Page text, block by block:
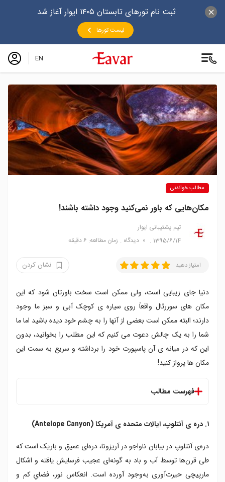
ثبت نام تورهای تابستان ۱۴۰۵ ایوار آغاز شد
لیست تورها
EN
مطالب خواندنی
مکان‌هایی که باور نمی‌کنید وجود داشته باشند!
تیم پشتیبانی ایوار
1395/6/14
0 دیدگاه زمان مطالعه: 6 دقیقه
امتیاز دهید نشان کردن
دنیا جای زیبایی است، ولی ممکن است سخت باورتان شود که این
مکان های سوررئال واقعاً روی سیاره ی کوچک آبی و سبز ما وجود
دارند؛ البته ممکن است بعضی از آنها را به چشم خود دیده باشید اما ما
شما را به یک چالش دعوت می کنیم که این مطلب را بخوانید، بدون
این که در میانه ی آن پاسپورت خود را برداشته و سریع به سمت این
مکان ها پرواز کنید!
فهرست مطالب
Canyon)
۳. دریاچه ی بایکال شمالی، روسیه (Northern Lake
Baikal)
۴. آبشار کوآنگ سی، لائوس (Kung Si Waterfall)
۱. دره ی آنتلوپ، ایالات متحده ی آمریکا (Antelope Canyon)
دره‌ی آنتلوپ در بیابان ناواجو در آریزونا، دره‌ای عمیق و باریک است که
طی قرن‌ها توسط آب و باد به گونه‌ای عجیب فرسایش یافته و اشکال
مارپیچی حیرت‌آوری به‌وجود آورده است. انعکاس نور، فضایِ کم و